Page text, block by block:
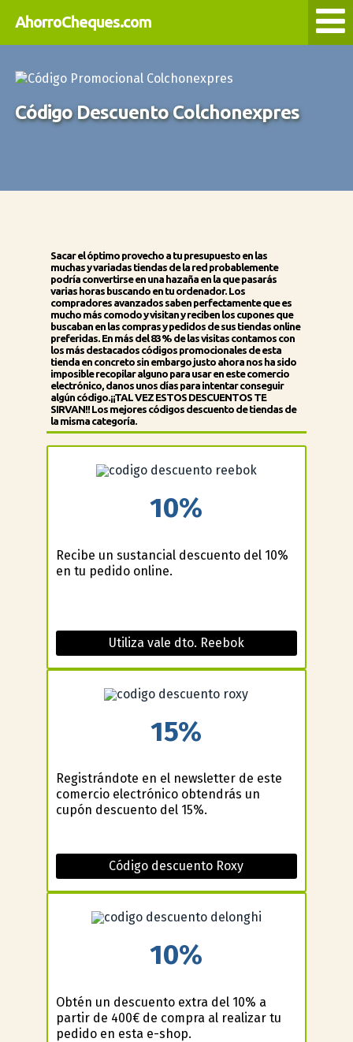
AhorroCheques.com
Código Descuento Colchonexpres
Sacar el óptimo provecho a tu presupuesto en las
muchas y variadas tiendas de la red probablemente
podría convertirse en una hazaña en la que pasarás
varias horas buscando en tu ordenador. Los
compradores avanzados saben perfectamente que es
mucho más comodo y visitan y reciben los cupones que
buscaban en las compras y pedidos de sus tiendas online
preferidas. En más del 83% de las visitas contamos con
los más destacados códigos promocionales de esta
tienda en concreto sin embargo justo ahora nos ha sido
imposible recopilar alguno para usar en este comercio
electrónico, danos unos días para intentar conseguir
algún código.¡¡TAL VEZ ESTOS DESCUENTOS TE
SIRVAN!! Los mejores códigos descuento de tiendas de
la misma categoría.
10%
Recibe un sustancial descuento del 10%
en tu pedido online.
Utiliza vale dto. Reebok
15%
Registrándote en el newsletter de este
comercio electrónico obtendrás un
cupón descuento del 15%.
Código descuento Roxy
10%
Obtén un descuento extra del 10% a
partir de 400€ de compra al realizar tu
pedido en esta e-shop.